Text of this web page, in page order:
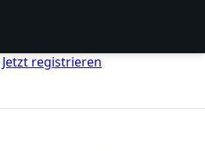
Jetzt registrieren